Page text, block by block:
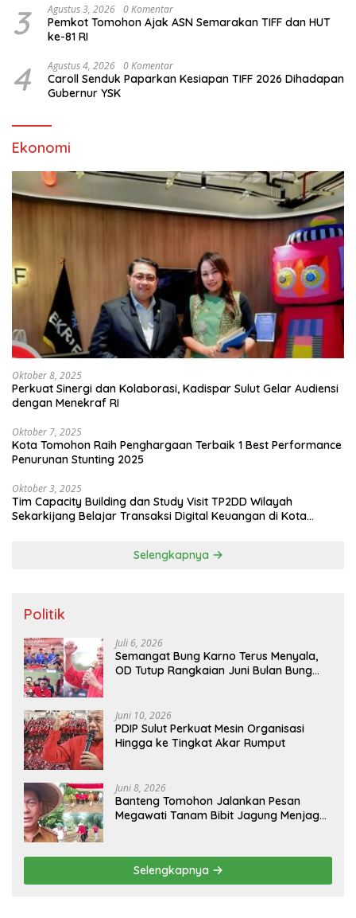
3 Agustus 3, 2026 0 Komentar
Pemkot Tomohon Ajak ASN Semarakan TIFF dan HUT
ke-81 RI
4 Agustus 4, 2026 0 Komentar
Caroll Senduk Paparkan Kesiapan TIFF 2026 Dihadapan
Gubernur YSK
Ekonomi
Oktober 8, 2025
Perkuat Sinergi dan Kolaborasi, Kadispar Sulut Gelar Audiensi
dengan Menekraf RI
Oktober 7, 2025
Kota Tomohon Raih Penghargaan Terbaik 1 Best Performance
Penurunan Stunting 2025
Oktober 3, 2025
Tim Capacity Building dan Study Visit TP2DD Wilayah
Sekarkijang Belajar Transaksi Digital Keuangan di Kota
Selengkapnya
Politik
Juli 6, 2026
Semangat Bung Karno Terus Menyala,
OD Tutup Rangkaian Juni Bulan Bung
Juni 10, 2026
PDIP Sulut Perkuat Mesin Organisasi
Hingga ke Tingkat Akar Rumput
Juni 8, 2026
Banteng Tomohon Jalankan Pesan
Megawati Tanam Bibit Jagung Menjaga
Selengkapnya